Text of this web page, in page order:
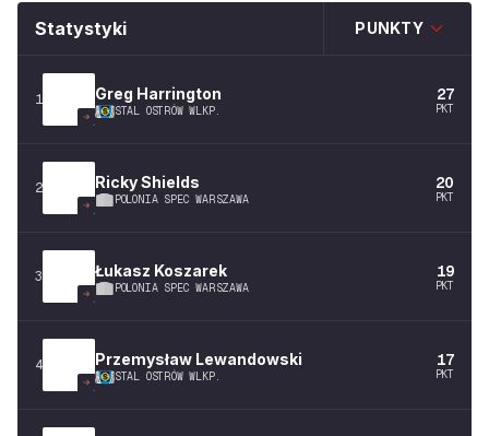
Statystyki PUNKTY
1 Greg Harrington
STAL OSTRÓW WLKP.
27
PKT
2 RickyShields
POLONIA SPEC WARSZAWA
20
PKT
3 Łukasz Koszarek
POLONIA SPEC WARSZAWA
19
PKT
4 Przemysław Lewandowski
STAL OSTRÓW WLKP.
17
PKT